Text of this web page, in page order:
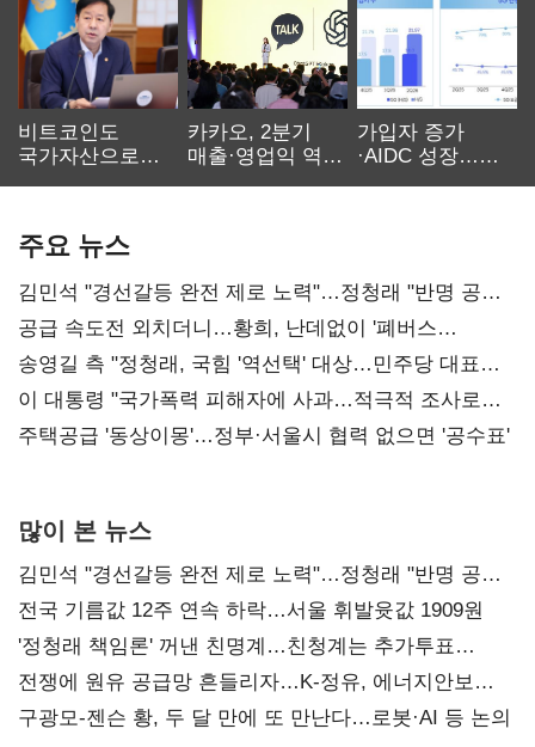
비트코인도
국가자산으로…'
카카오, 2분기
매출·영업익 역대
가입자 증가
·AIDC 성장…
주요 뉴스
김민석 "경선갈등 완전 제로 노력"…정청래 "반명 공세
사과부터"
공급 속도전 외치더니…황희, 난데없이 '폐버스
리모델링' 제안
송영길 측 "정청래, 국힘 '역선택' 대상…민주당 대표로
총선 지휘 못해"
이 대통령 "국가폭력 피해자에 사과…적극적 조사로
진실 밝혀야"
주택공급 '동상이몽'…정부·서울시 협력 없으면 '공수표'
많이 본 뉴스
김민석 "경선갈등 완전 제로 노력"…정청래 "반명 공세
사과부터"
전국 기름값 12주 연속 하락…서울 휘발윳값 1909원
'정청래 책임론' 꺼낸 친명계…친청계는 추가투표
때리기
전쟁에 원유 공급망 흔들리자…K-정유, 에너지안보
핵심으로 재부상
구광모-젠슨 황, 두 달 만에 또 만난다…로봇·AI 등 논의